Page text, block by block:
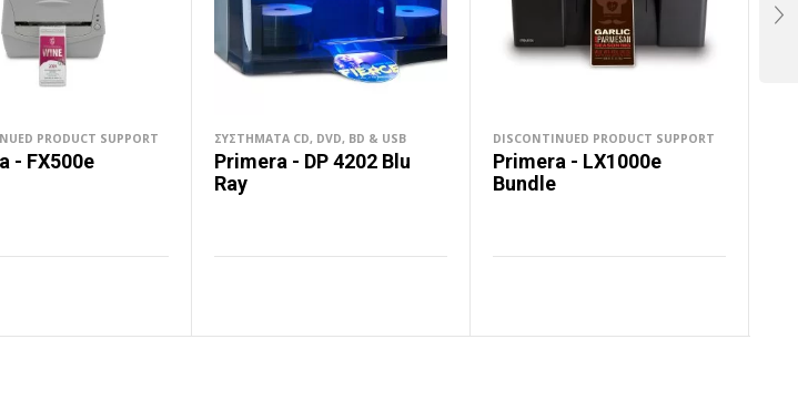
PRODUCT SUPPORT
- FX500e
ΣΥΣΤΉΜΑΤΑ CD, DVD, BD & USB
Primera - DP 4202 Blu
Ray
DISCONTINUED PRODUCT SUPPORT
Primera - LX1000e
Βundle